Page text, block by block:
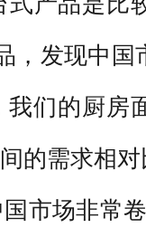
，发现中
们的厨房
的需求相
场非常卷